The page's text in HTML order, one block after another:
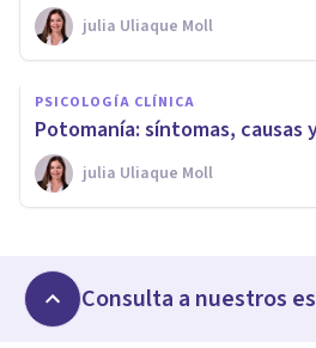
​julia Uliaque Moll
PSICOLOGÍA CLÍNICA
Potomanía: síntomas,
​julia Uliaque Moll
Consulta a nuestros